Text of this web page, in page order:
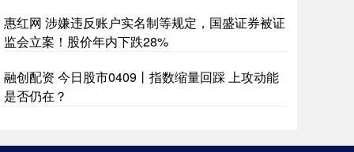
惠红网 涉嫌违反账户实名制等规定，国盛证券被证
监会立案！股价年内下跌28%
融创配资 今日股市0409丨指数缩量回踩 上攻动能
是否仍在？